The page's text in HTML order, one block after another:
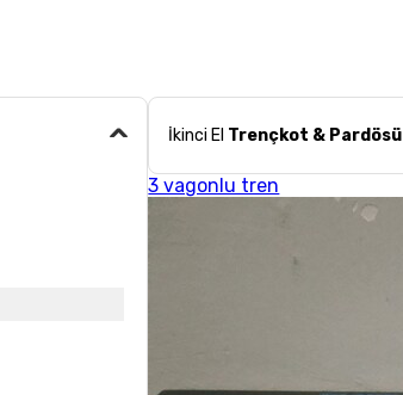
İkinci El Trençkot & Pardösü
3 vagonlu tren